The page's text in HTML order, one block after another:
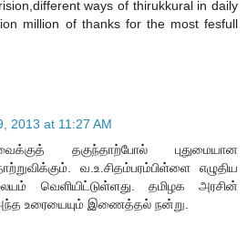
ways of thirukkural in daily
million of thanks for the most fesfull
2013 at 11:27 AM
தகுந்தாற்போல் புதுமையான
வ.உ.சிதம்பரம்பிள்ளை எழுதிய
வெளியிட்டுள்ளது. தமிழக அரசின்
அந்த உரையையும் இணைத்தல் நன்று.